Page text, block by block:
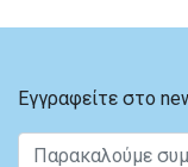
Εγγραφείτε στο